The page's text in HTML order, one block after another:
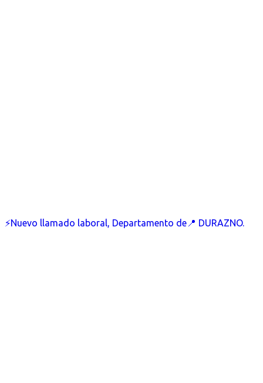
⚡Nuevo llamado laboral, Departamento de📍 DURAZNO.